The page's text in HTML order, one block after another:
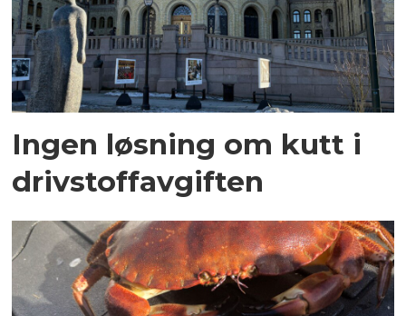
Ingen løsning om kutt i
drivstoffavgiften